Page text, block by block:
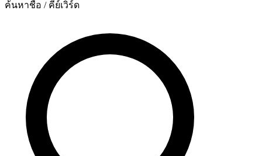
ค้นหาชื่อ / คีย์เวิร์ด